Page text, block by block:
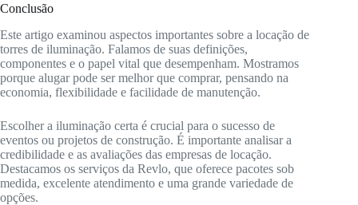
Conclusão
Este artigo examinou aspectos importantes sobre a locação de
torres de iluminação. Falamos de suas definições,
componentes e o papel vital que desempenham. Mostramos
porque alugar pode ser melhor que comprar, pensando na
economia, flexibilidade e facilidade de manutenção.
Escolher a iluminação certa é crucial para o sucesso de
eventos ou projetos de construção. É importante analisar a
credibilidade e as avaliações das empresas de locação.
Destacamos os serviços da Revlo, que oferece pacotes sob
medida, excelente atendimento e uma grande variedade de
opções.